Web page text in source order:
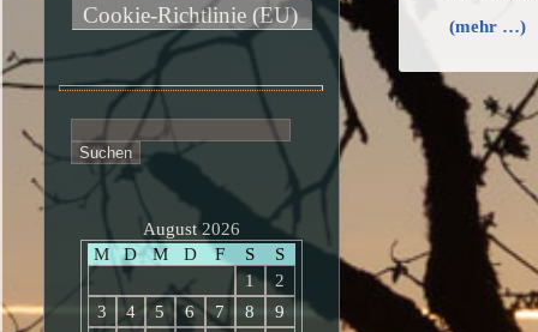
(mehr …)
Cookie-Richtlinie (EU)
nach:
August 2026
M
D M D F S
S
1
2
3
4 5 6 7 8
9